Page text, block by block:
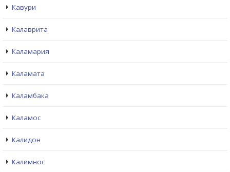
Кавури
Калаврита
Каламария
Каламата
Каламбака
Каламос
Калидон
Калимнос